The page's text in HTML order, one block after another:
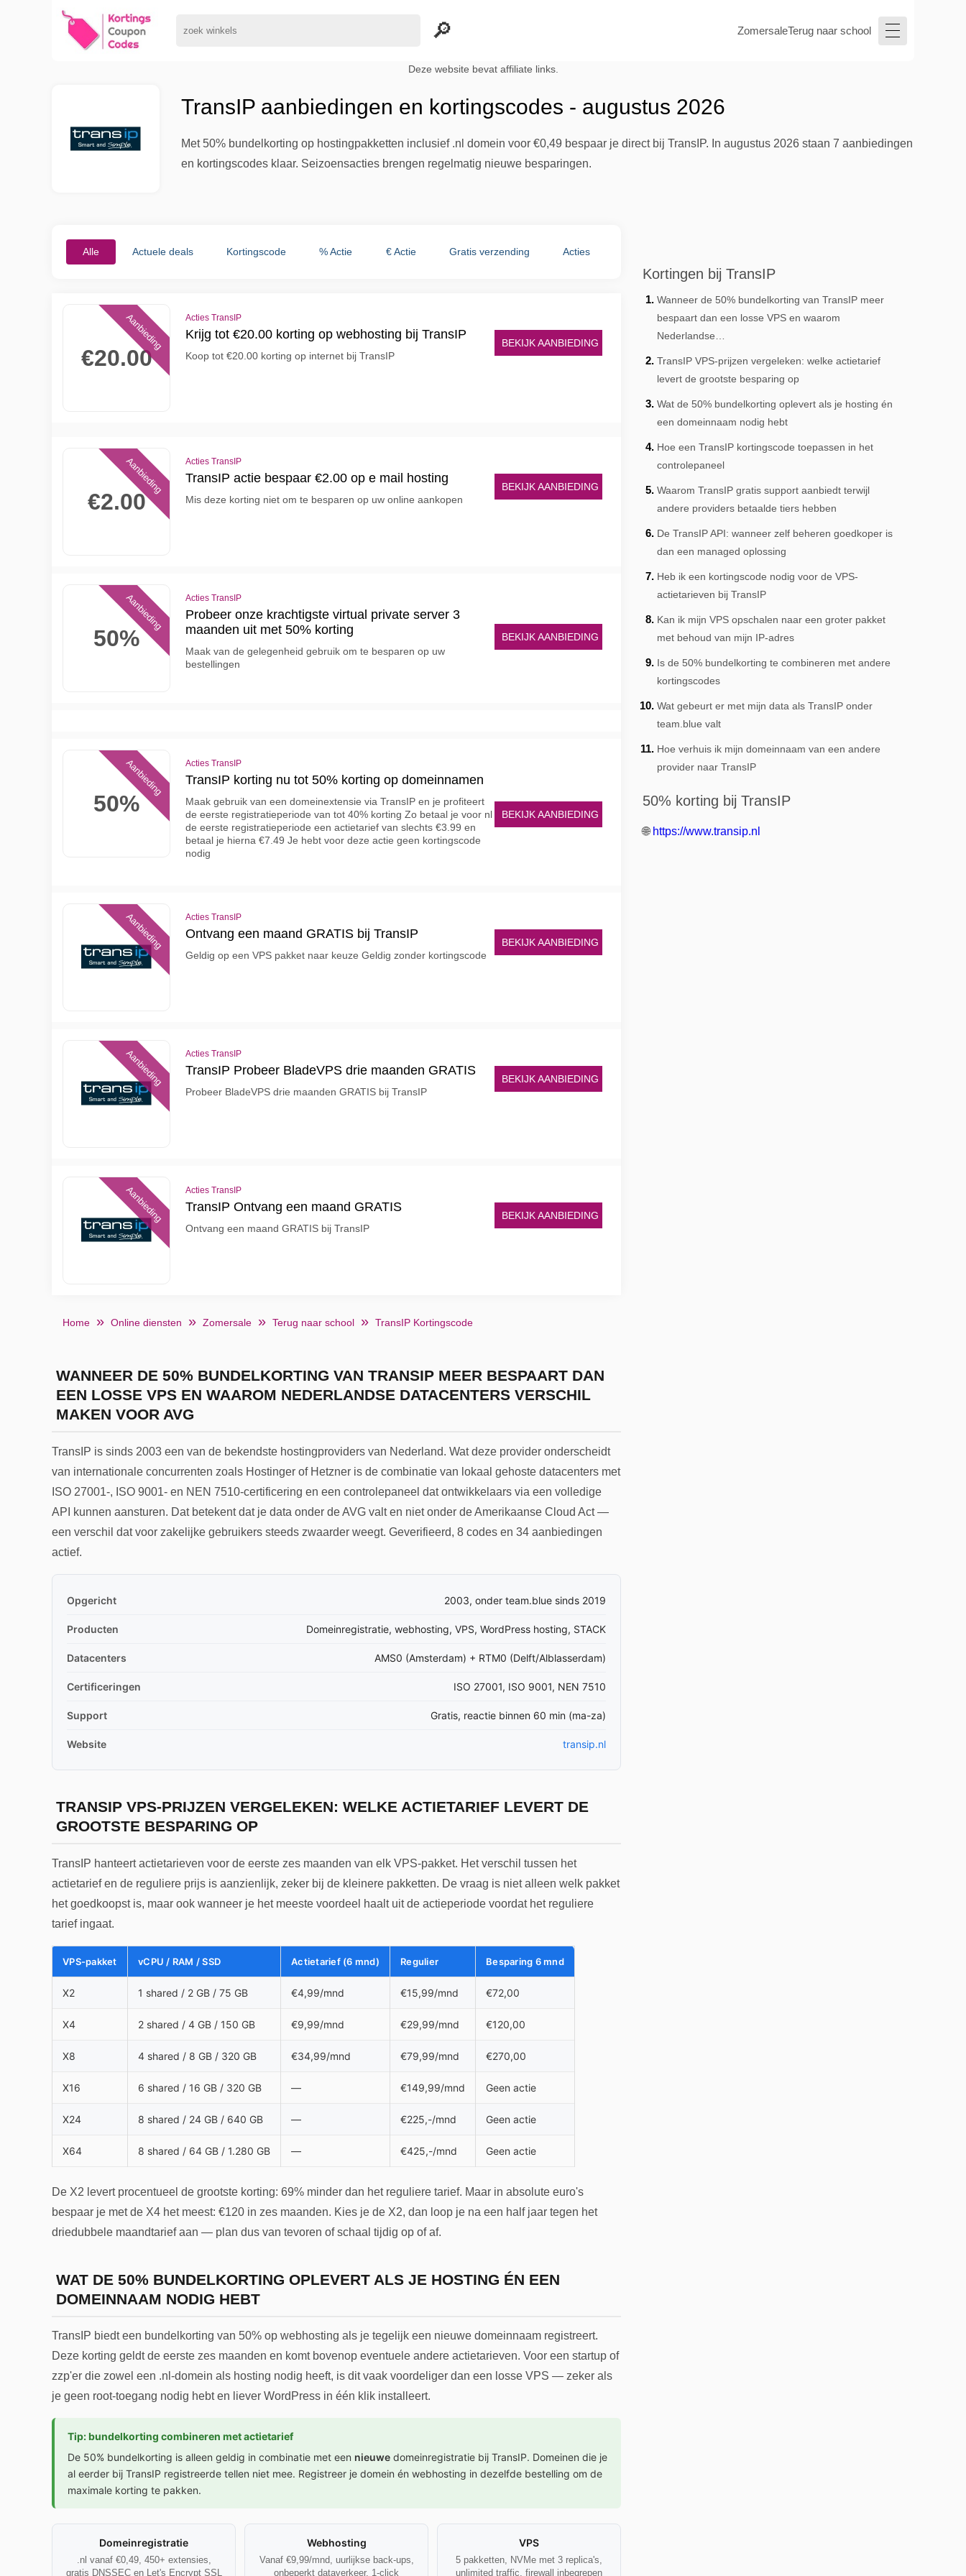
ZomersaleTerug naar school
Deze website bevat affiliate links.
TransIP aanbiedingen en kortingscodes - augustus 2026
Met 50% bundelkorting op hostingpakketten inclusief .nl domein voor €0,49 bespaar je direct bij TransIP. In augustus 2026 staan 7 aanbiedingen
en kortingscodes klaar. Seizoensacties brengen regelmatig nieuwe besparingen.
Alle Actuele deals Kortingscode % Actie € Actie Gratis verzending Acties
€20.00
Aanbieding Acties TransIP
Krijg tot €20.00 korting op webhosting bij TransIP
Koop tot €20.00 korting op internet bij TransIP
BEKIJK AANBIEDING
€2.00
Aanbieding Acties TransIP
TransIP actie bespaar €2.00 op e mail hosting
Mis deze korting niet om te besparen op uw online aankopen
BEKIJK AANBIEDING
50%
Aanbieding Acties TransIP
Probeer onze krachtigste virtual private server 3
maanden uit met 50% korting
Maak van de gelegenheid gebruik om te besparen op uw
bestellingen
BEKIJK AANBIEDING
50%
Aanbieding Acties TransIP
TransIP korting nu tot 50% korting op domeinnamen
Maak gebruik van een domeinextensie via TransIP en je profiteert
de eerste registratieperiode van tot 40% korting Zo betaal je voor nl
de eerste registratieperiode een actietarief van slechts €3.99 en
betaal je hierna €7.49 Je hebt voor deze actie geen kortingscode
nodig
BEKIJK AANBIEDING
Aanbieding Acties TransIP
Ontvang een maand GRATIS bij TransIP
Geldig op een VPS pakket naar keuze Geldig zonder kortingscode
BEKIJK AANBIEDING
Aanbieding Acties TransIP
TransIP Probeer BladeVPS drie maanden GRATIS
Probeer BladeVPS drie maanden GRATIS bij TransIP
BEKIJK AANBIEDING
Aanbieding Acties TransIP
TransIP Ontvang een maand GRATIS
Ontvang een maand GRATIS bij TransIP
BEKIJK AANBIEDING
Home Online diensten Zomersale Terug naar school TransIP Kortingscode
WANNEER DE 50% BUNDELKORTING VAN TRANSIP MEER BESPAART DAN
EEN LOSSE VPS EN WAAROM NEDERLANDSE DATACENTERS VERSCHIL
MAKEN VOOR AVG
TransIP is sinds 2003 een van de bekendste hostingproviders van Nederland. Wat deze provider onderscheidt
van internationale concurrenten zoals Hostinger of Hetzner is de combinatie van lokaal gehoste datacenters met
ISO 27001-, ISO 9001- en NEN 7510-certificering en een controlepaneel dat ontwikkelaars via een volledige
API kunnen aansturen. Dat betekent dat je data onder de AVG valt en niet onder de Amerikaanse Cloud Act —
een verschil dat voor zakelijke gebruikers steeds zwaarder weegt. Geverifieerd, 8 codes en 34 aanbiedingen
actief.
Opgericht 2003, onder team.blue sinds 2019
Producten Domeinregistratie, webhosting, VPS, WordPress hosting, STACK
Datacenters AMS0 (Amsterdam) + RTM0 (Delft/Alblasserdam)
Certificeringen ISO 27001, ISO 9001, NEN 7510
Support Gratis, reactie binnen 60 min (ma-za)
Website transip.nl
TRANSIP VPS-PRIJZEN VERGELEKEN: WELKE ACTIETARIEF LEVERT DE
GROOTSTE BESPARING OP
TransIP hanteert actietarieven voor de eerste zes maanden van elk VPS-pakket. Het verschil tussen het
actietarief en de reguliere prijs is aanzienlijk, zeker bij de kleinere pakketten. De vraag is niet alleen welk pakket
het goedkoopst is, maar ook wanneer je het meeste voordeel haalt uit de actieperiode voordat het reguliere
tarief ingaat.
VPS-pakket vCPU / RAM / SSD Actietarief (6 mnd) Regulier Besparing 6 mnd
X2 1 shared / 2 GB / 75 GB €4,99/mnd €15,99/mnd €72,00
X4 2 shared / 4 GB / 150 GB €9,99/mnd €29,99/mnd €120,00
X8 4 shared / 8 GB / 320 GB €34,99/mnd €79,99/mnd €270,00
X16 6 shared / 16 GB / 320 GB — €149,99/mnd Geen actie
X24 8 shared / 24 GB / 640 GB — €225,-/mnd Geen actie
X64 8 shared / 64 GB / 1.280 GB — €425,-/mnd Geen actie
De X2 levert procentueel de grootste korting: 69% minder dan het reguliere tarief. Maar in absolute euro's
bespaar je met de X4 het meest: €120 in zes maanden. Kies je de X2, dan loop je na een half jaar tegen het
driedubbele maandtarief aan — plan dus van tevoren of schaal tijdig op of af.
WAT DE 50% BUNDELKORTING OPLEVERT ALS JE HOSTING ÉN EEN
DOMEINNAAM NODIG HEBT
TransIP biedt een bundelkorting van 50% op webhosting als je tegelijk een nieuwe domeinnaam registreert.
Deze korting geldt de eerste zes maanden en komt bovenop eventuele andere actietarieven. Voor een startup of
zzp'er die zowel een .nl-domein als hosting nodig heeft, is dit vaak voordeliger dan een losse VPS — zeker als
je geen root-toegang nodig hebt en liever WordPress in één klik installeert.
Tip: bundelkorting combineren met actietarief
De 50% bundelkorting is alleen geldig in combinatie met een nieuwe domeinregistratie bij TransIP. Domeinen die je
al eerder bij TransIP registreerde tellen niet mee. Registreer je domein én webhosting in dezelfde bestelling om de
maximale korting te pakken.
Domeinregistratie
.nl vanaf €0,49, 450+ extensies,
gratis DNSSEC en Let's Encrypt SSL
Webhosting
Vanaf €9,99/mnd, uurlijkse back-ups,
onbeperkt dataverkeer, 1-click
VPS
5 pakketten, NVMe met 3 replica's,
unlimited traffic, firewall inbegrepen
Kortingen bij TransIP
Wanneer de 50% bundelkorting van TransIP meer
bespaart dan een losse VPS en waarom
Nederlandse…
TransIP VPS-prijzen vergeleken: welke actietarief
levert de grootste besparing op
Wat de 50% bundelkorting oplevert als je hosting én
een domeinnaam nodig hebt
Hoe een TransIP kortingscode toepassen in het
controlepaneel
Waarom TransIP gratis support aanbiedt terwijl
andere providers betaalde tiers hebben
De TransIP API: wanneer zelf beheren goedkoper is
dan een managed oplossing
Heb ik een kortingscode nodig voor de VPS-
actietarieven bij TransIP
Kan ik mijn VPS opschalen naar een groter pakket
met behoud van mijn IP-adres
Is de 50% bundelkorting te combineren met andere
kortingscodes
Wat gebeurt er met mijn data als TransIP onder
team.blue valt
Hoe verhuis ik mijn domeinnaam van een andere
provider naar TransIP
50% korting bij TransIP
🌐 https://www.transip.nl